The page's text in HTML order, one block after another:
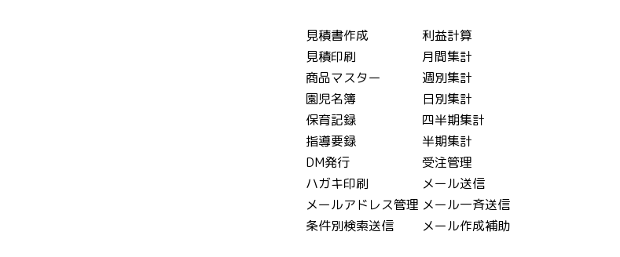
見積書作成
利益計算
見積印刷
月間集計
商品マスター
週別集計
園児名簿
日別集計
保育記録
四半期集計
指導要録
半期集計
DM発行
受注管理
ハガキ印刷
メール送信
メールアドレス管理 メール一斉送信
条件別検索送信
メール作成補助